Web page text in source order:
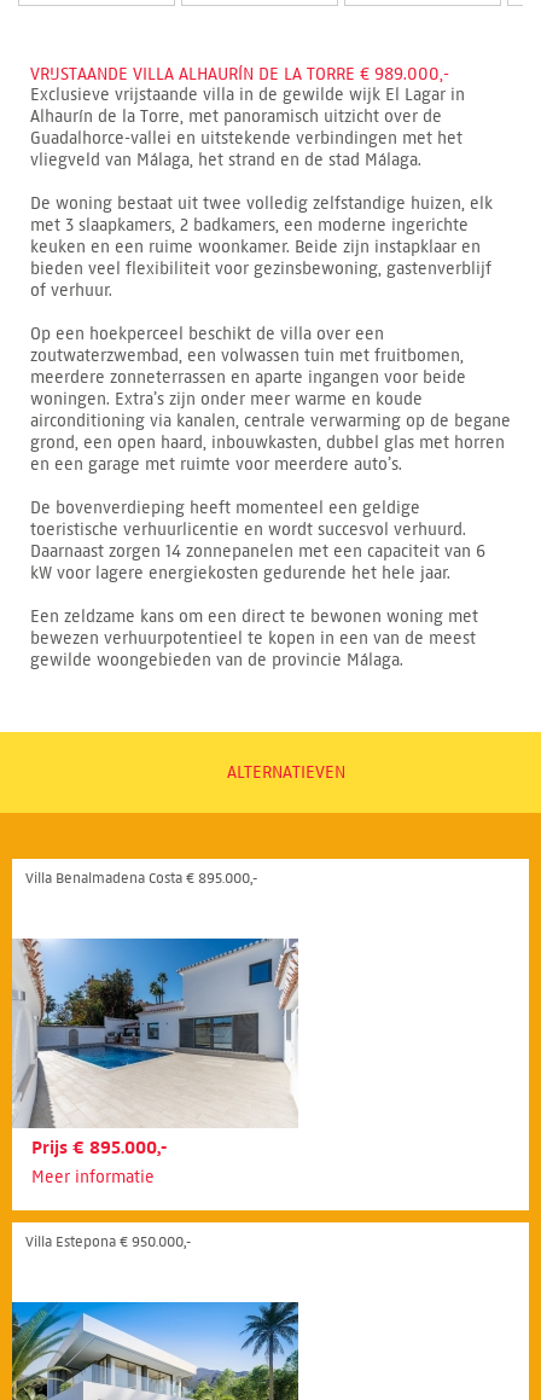
VRIJSTAANDE VILLA ALHAURÍN DE LA TORRE € 989.000,-
Exclusieve vrijstaande villa in de gewilde wijk El Lagar in
Alhaurín de la Torre, met panoramisch uitzicht over de
Guadalhorce-vallei en uitstekende verbindingen met het
vliegveld van Málaga, het strand en de stad Málaga.
De woning bestaat uit twee volledig zelfstandige huizen, elk
met 3 slaapkamers, 2 badkamers, een moderne ingerichte
keuken en een ruime woonkamer. Beide zijn instapklaar en
bieden veel flexibiliteit voor gezinsbewoning, gastenverblijf
of verhuur.
Op een hoekperceel beschikt de villa over een
zoutwaterzwembad, een volwassen tuin met fruitbomen,
meerdere zonneterrassen en aparte ingangen voor beide
woningen. Extra’s zijn onder meer warme en koude
airconditioning via kanalen, centrale verwarming op de begane
grond, een open haard, inbouwkasten, dubbel glas met horren
en een garage met ruimte voor meerdere auto’s.
De bovenverdieping heeft momenteel een geldige
toeristische verhuurlicentie en wordt succesvol verhuurd.
Daarnaast zorgen 14 zonnepanelen met een capaciteit van 6
kW voor lagere energiekosten gedurende het hele jaar.
Een zeldzame kans om een direct te bewonen woning met
bewezen verhuurpotentieel te kopen in een van de meest
gewilde woongebieden van de provincie Málaga.
ALTERNATIEVEN
Villa Benalmadena Costa € 895.000,-
Prijs € 895.000,-
Meer informatie
Villa Estepona € 950.000,-